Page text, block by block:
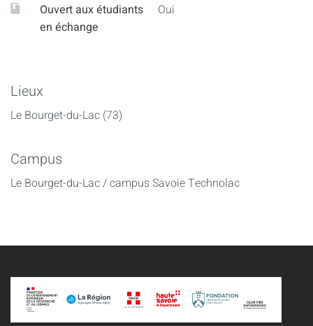
Ouvert aux étudiants
en échange
Oui
Lieux
Le Bourget-du-Lac (73)
Campus
Le Bourget-du-Lac / campus Savoie Technolac